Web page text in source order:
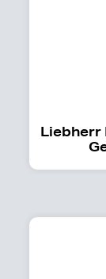
Liebherr